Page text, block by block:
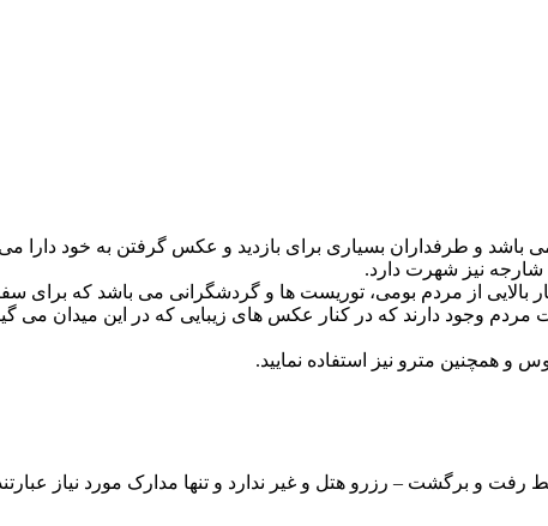
و طرفداران بسیاری برای بازدید و عکس گرفتن به خود دارا
نیز شهرت دارد.
بالایی از مردم بومی، توریست ها و گردشگرانی می باشد که
وجود دارند که در کنار عکس های زیبایی که در این میدان می گیرید
و همچنین مترو نیز استفاده نمایید.
و برگشت – رزرو هتل و غیر ندارد و تنها مدارک مورد نیاز